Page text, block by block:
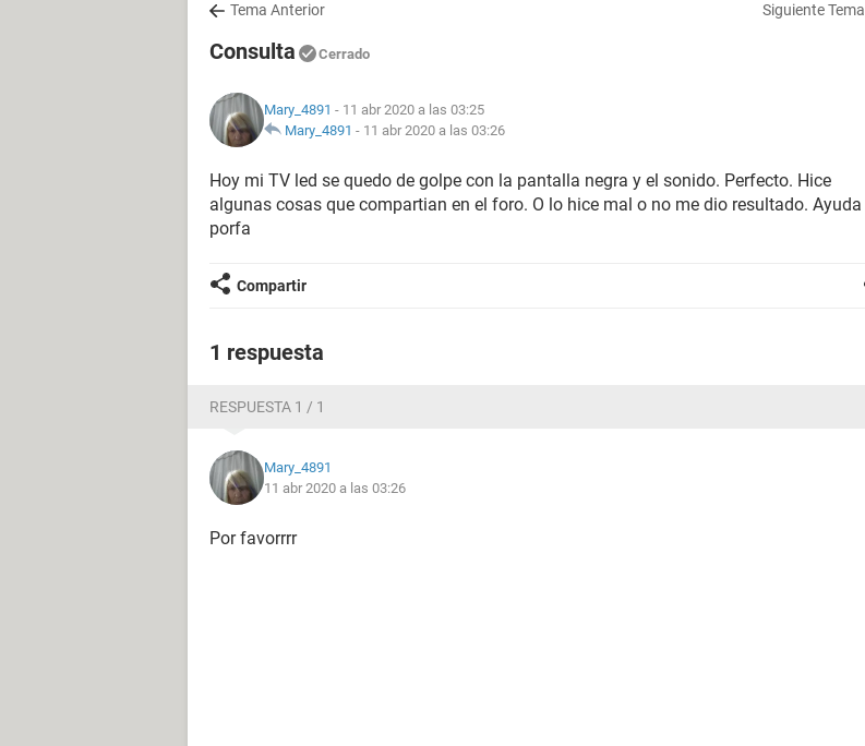
Tema Anterior Siguiente Tema
Consulta Cerrado
Mary_4891 - 11 abr 2020 a las 03:25
Mary_4891 - 11 abr 2020 a las 03:26
Hoy mi TV led se quedo de golpe con la pantalla negra y el sonido. Perfecto. Hice
algunas cosas que compartian en el foro. O lo hice mal o no me dio resultado. Ayuda
porfa
Compartir
1 respuesta
RESPUESTA 1 / 1
Mary_4891
11 abr 2020 a las 03:26
Por favorrrr